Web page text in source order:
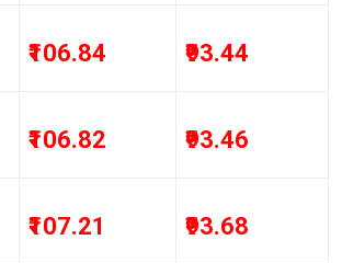
₹106.84 ₹93.44
₹106.82 ₹93.46
₹107.21 ₹93.68